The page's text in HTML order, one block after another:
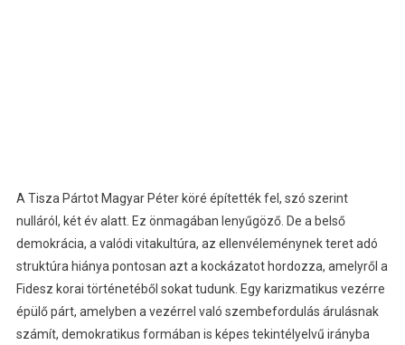
A Tisza Pártot Magyar Péter köré építették fel, szó szerint
nulláról, két év alatt. Ez önmagában lenyűgöző. De a belső
demokrácia, a valódi vitakultúra, az ellenvéleménynek teret adó
struktúra hiánya pontosan azt a kockázatot hordozza, amelyről a
Fidesz korai történetéből sokat tudunk. Egy karizmatikus vezérre
épülő párt, amelyben a vezérrel való szembefordulás árulásnak
számít, demokratikus formában is képes tekintélyelvű irányba